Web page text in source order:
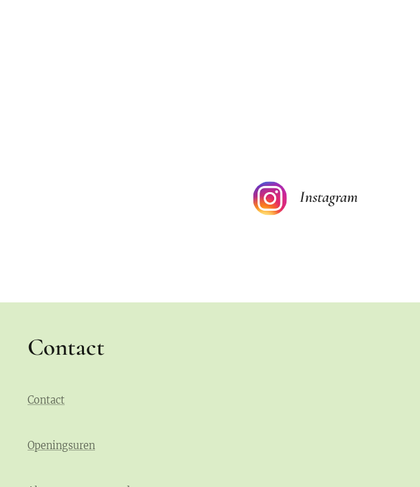
Instagram
Contact
Contact
Openingsuren